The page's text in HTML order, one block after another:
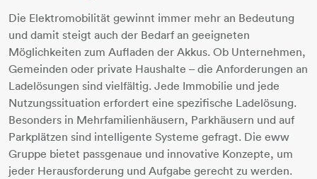
Die Elektromobilität gewinnt immer mehr an Bedeutung
und damit steigt auch der Bedarf an geeigneten
Möglichkeiten zum Aufladen der Akkus. Ob Unternehmen,
Gemeinden oder private Haushalte – die Anforderungen an
Ladelösungen sind vielfältig. Jede Immobilie und jede
Nutzungssituation erfordert eine spezifische Ladelösung.
Besonders in Mehrfamilienhäusern, Parkhäusern und auf
Parkplätzen sind intelligente Systeme gefragt. Die eww
Gruppe bietet passgenaue und innovative Konzepte, um
jeder Herausforderung und Aufgabe gerecht zu werden.